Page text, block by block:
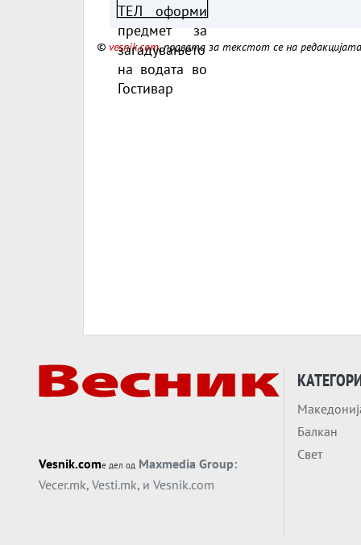
© vesnik.com, правата за текстот се на редакцијата
Vesnik.comе дел од Maxmedia Group:
Vecer.mk, Vesti.mk, и Vesnik.com
Балкан
Свет